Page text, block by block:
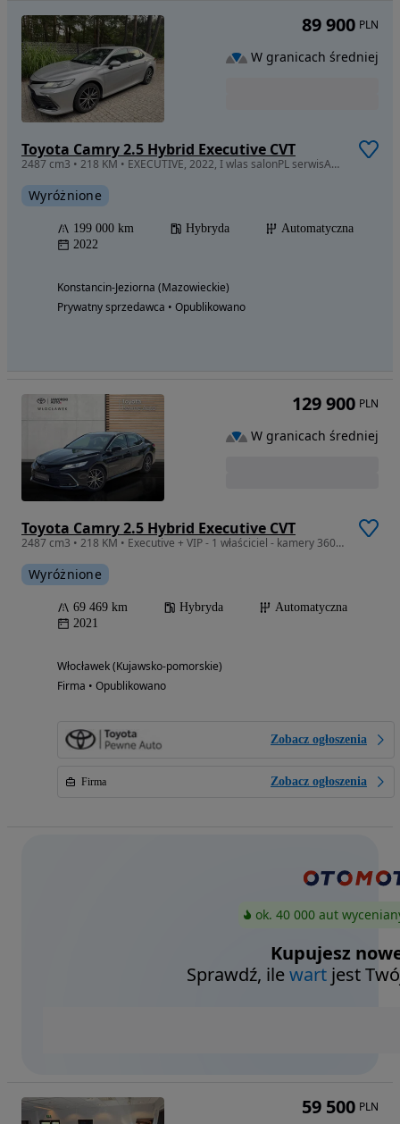
Toyota Camry 2.5 Hybrid Executive CVT
2487 cm3 • 218 KM • EXECUTIVE, 2022, I wlas salonPL serwisASO bezwypadkowy,gwarancja, FV23
Wyróżnione
199 000 km Hybryda
Automatyczna
2022
Konstancin-Jeziorna (Mazowieckie)
Prywatny sprzedawca • Opublikowano
89 900 PLN
W granicach średniej
Toyota Camry 2.5 Hybrid Executive CVT
2487 cm3 • 218 KM • Executive + VIP - 1 właściciel - kamery 360 , JBL
Wyróżnione
69 469 km Hybryda
Automatyczna
2021
Włocławek (Kujawsko-pomorskie)
Firma • Opublikowano
Zobacz ogłoszenia
Firma Zobacz ogłoszenia
129 900 PLN
W granicach średniej
ok. 40 000 aut
Kupujesz
Sprawdź, ilewart jest
59 500 PLN